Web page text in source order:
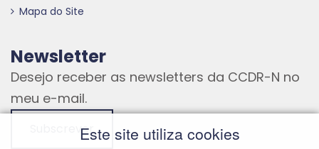
Mapa do Site
Newsletter
Desejo receber as newsletters da CCDR-N no
meu e-mail.
SubscreverEste site utiliza cookies